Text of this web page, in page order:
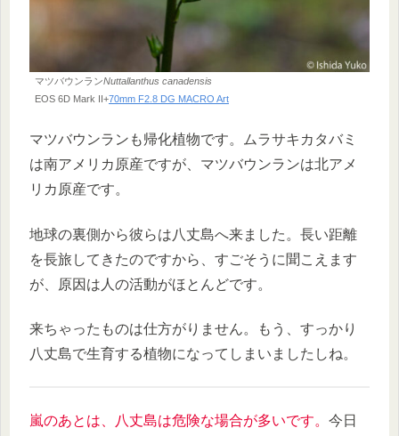
マツバウンランNuttallanthus canadensis
EOS 6D Mark II+70mm F2.8 DG MACRO Art
マツバウンランも帰化植物です。ムラサキカタバミ
は南アメリカ原産ですが、マツバウンランは北アメ
リカ原産です。
地球の裏側から彼らは八丈島へ来ました。長い距離
を長旅してきたのですから、すごそうに聞こえます
が、原因は人の活動がほとんどです。
来ちゃったものは仕方がりません。もう、すっかり
八丈島で生育する植物になってしまいましたしね。
嵐のあとは、八丈島は危険な場合が多いです。 今日